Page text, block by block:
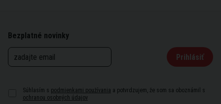
Bezplatné novinky
Prihlásiť
Súhlasím s podmienkami používania a potvrdzujem, že som sa oboznámil s
ochranou osobných údajov